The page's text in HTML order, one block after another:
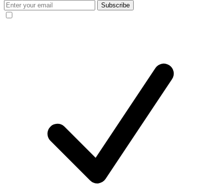
Subscribe